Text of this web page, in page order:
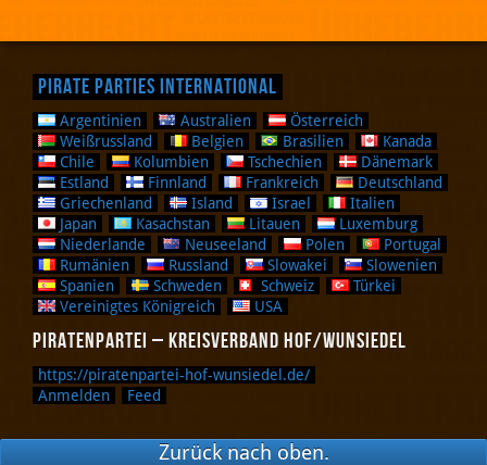
Pirate Parties International
Argentinien Australien
Österreich
Weißrussland
Belgien Brasilien
Kanada
Chile
Kolumbien Tschechien
Dänemark
Estland
Finnland Frankreich
Deutschland
Griechenland
Island Israel
Italien
Japan
Kasachstan Litauen
Luxemburg
Niederlande
Neuseeland Polen
Portugal
Rumänien
Russland Slowakei
Slowenien
Spanien
Schweden Schweiz
Türkei
Vereinigtes Königreich
USA
Piratenpartei – Kreisverband Hof/Wunsiedel
https://piratenpartei-hof-wunsiedel.de/
Anmelden
Feed
Zurück nach oben.